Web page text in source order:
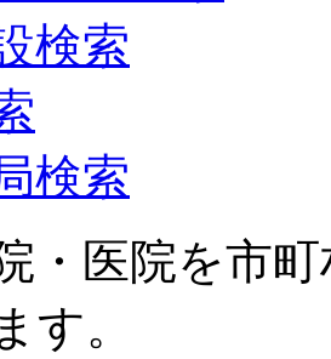
検索
検索
・医院を市
す。